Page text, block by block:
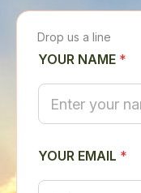
Drop us a line
M
N
M
Y
YOUR NAME *
YOUR EMAIL *